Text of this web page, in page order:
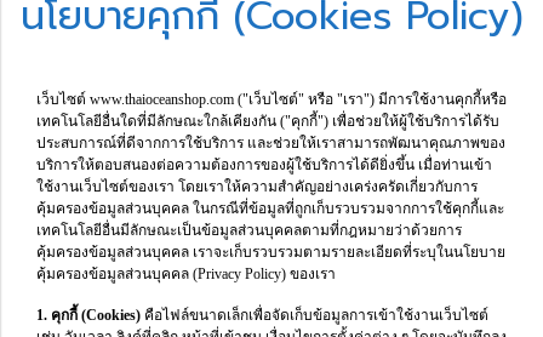
นโยบายคุกกี้ (Cookies Policy)
เว็บไซต์ www.thaioceanshop.com ("เว็บไซต์" หรือ "เรา") มีการใช้งานคุกกี้หรือ
เทคโนโลยีอื่นใดที่มีลักษณะใกล้เคียงกัน ("คุกกี้") เพื่อช่วยให้ผู้ใช้บริการได้รับ
ประสบการณ์ที่ดีจากการใช้บริการ และช่วยให้เราสามารถพัฒนาคุณภาพของ
บริการให้ตอบสนองต่อความต้องการของผู้ใช้บริการได้ดียิ่งขึ้น เมื่อท่านเข้า
ใช้งานเว็บไซต์ของเรา โดยเราให้ความสำคัญอย่างเคร่งครัดเกี่ยวกับการ
คุ้มครองข้อมูลส่วนบุคคล ในกรณีที่ข้อมูลที่ถูกเก็บรวบรวมจากการใช้คุกกี้และ
เทคโนโลยีอื่นมีลักษณะเป็นข้อมูลส่วนบุคคลตามที่กฎหมายว่าด้วยการ
คุ้มครองข้อมูลส่วนบุคคล เราจะเก็บรวบรวมตามรายละเอียดที่ระบุในนโยบาย
คุ้มครองข้อมูลส่วนบุคคล (Privacy Policy) ของเรา
1. คุกกี้ (Cookies) คือไฟล์ขนาดเล็กเพื่อจัดเก็บข้อมูลการเข้าใช้งานเว็บไซต์